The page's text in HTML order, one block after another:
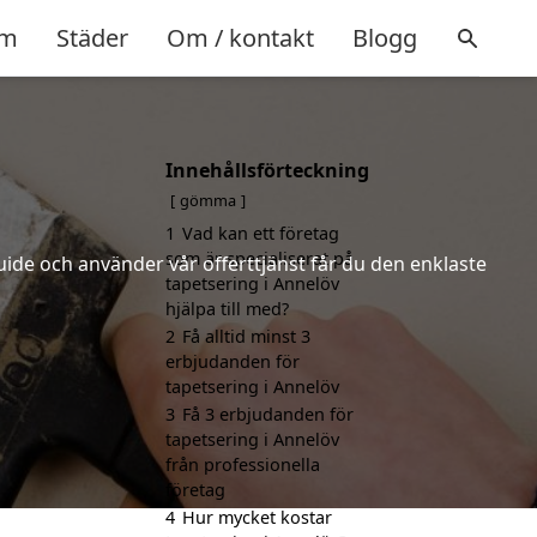
Städer Om / kontakt Blogg
och använder vår offerttjänst får du den enklaste
Innehållsförteckning
gömma
1 Vad kan ett företag
som är specialiserat på
tapetsering i Annelöv
hjälpa till med?
2 Få alltid minst 3
erbjudanden för
tapetsering i Annelöv
3 Få 3 erbjudanden för
tapetsering i Annelöv
från professionella
företag
4 Hur mycket kostar